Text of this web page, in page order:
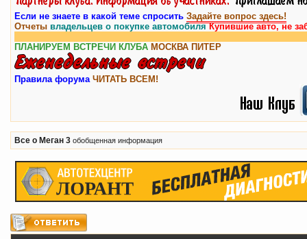
Если не знаете в какой теме спросить Задайте вопрос здесь!
Отчеты владельцев о покупке автомобиляКупившие авто, не
ПЛАНИРУЕМ ВСТРЕЧИ КЛУБА МОСКВА ПИТЕР
Правила форума ЧИТАТЬ ВСЕМ!
Все о Меган 3 обобщенная информация